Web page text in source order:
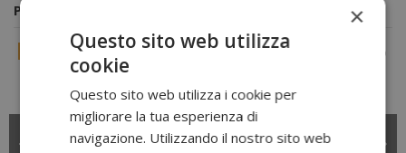
Potrebbero piacerti anche
T-shirt lana merino
uomo 120 Cool Tec
63,75 €
-15%
Pantaloncini Trekking
uomo Pelmo Shorts
×
Questo sito web utilizza
cookie
Questo sito web utilizza i cookie per
migliorare la tua esperienza di
navigazione. Utilizzando il nostro sito web